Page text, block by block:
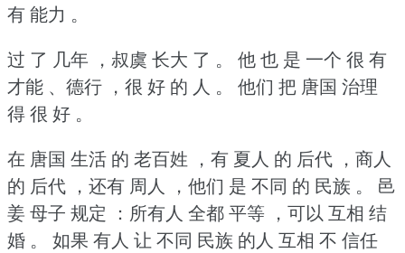
有 能力 。
过 了 几年 ，叔虞 长大 了 。
他 也 是 一个 很 有
才能 、德行 ，很 好 的 人 。
他们 把 唐国 治理
得 很 好 。
在 唐国 生活 的 老百姓 ，有 夏人 的 后代 ，商人
的 后代 ，还有 周人 ，他们 是 不同 的 民族 。
邑
姜 母子 规定 ：所有人 全都 平等 ，可以 互相 结
婚 。
如果 有人 让 不同 民族 的人 互相 不 信任